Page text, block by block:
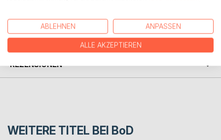
PRESSESTIMMEN
REZENSIONEN
WEITERE TITEL BEI BoD
ABLEHNEN ANPASSEN
ALLE AKZEPTIEREN